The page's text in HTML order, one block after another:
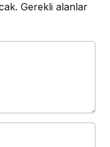
Gerekli alanlar